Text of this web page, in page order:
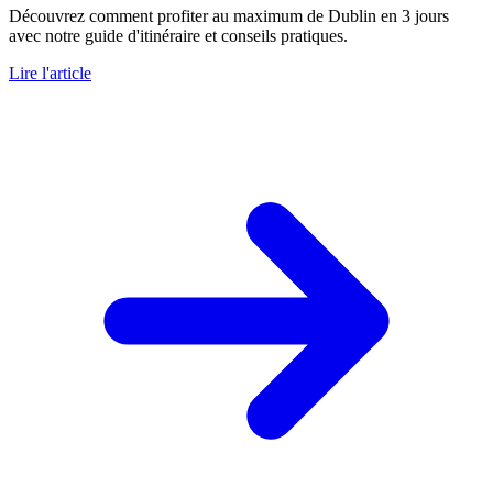
Découvrez comment profiter au maximum de Dublin en 3 jours
avec notre guide d'itinéraire et conseils pratiques.
Lire l'article